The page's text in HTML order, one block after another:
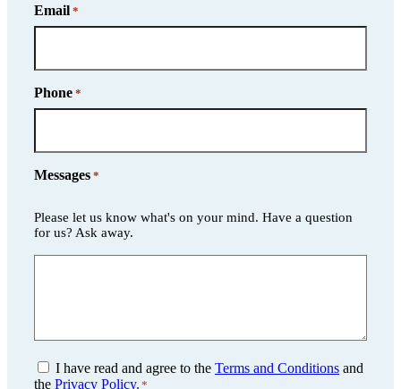
Email *
Phone *
Messages *
Please let us know what's on your mind. Have a question
for us? Ask away.
Consent
*
I have read and agree to the Terms and Conditions and
the Privacy Policy. *